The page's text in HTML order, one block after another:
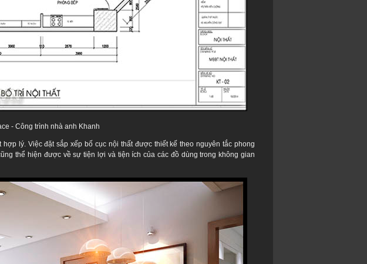
- Công trình nhà anh Khanh
lý. Việc đặt sắp xếp bố cục nội thất được thiết kế theo nguyên tắc phong
thể hiện được về sự tiện lợi và tiện ích của các đồ dùng trong không gian